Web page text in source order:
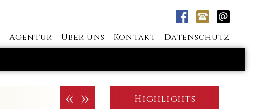
Agentur Über uns Kontakt Datenschutz
« » Highlights